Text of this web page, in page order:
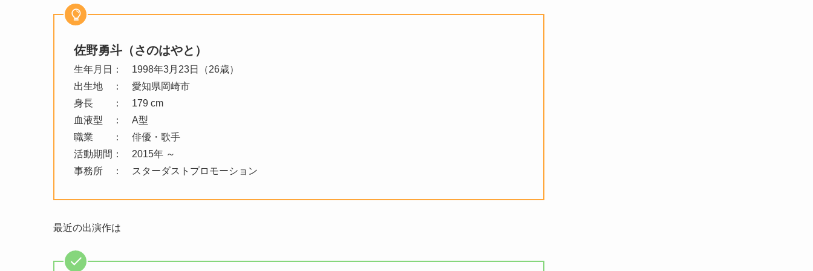
佐野勇斗（さのはやと）
生年月日： 1998年3月23日（26歳）
出生地 ： 愛知県岡崎市
身長 ： 179 cm
血液型 ： A型
職業 ： 俳優・歌手
活動期間： 2015年 ～
事務所 ： スターダストプロモーション
最近の出演作は